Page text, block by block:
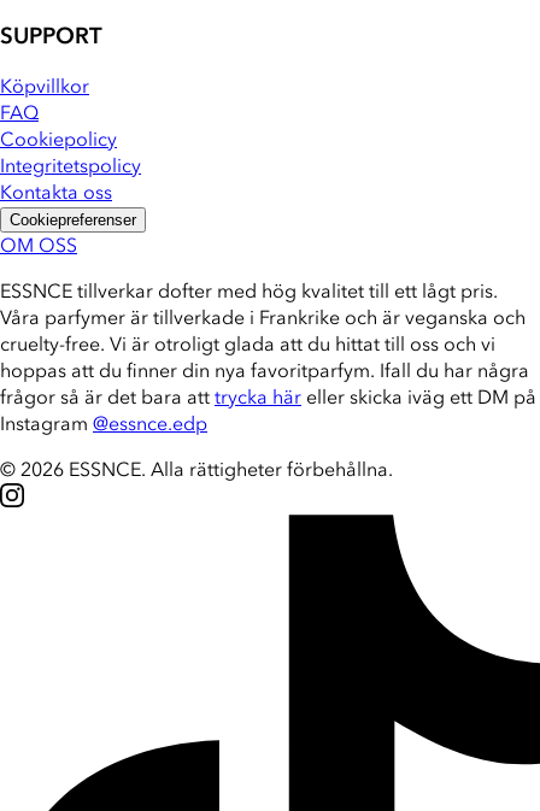
SUPPORT
Köpvillkor
FAQ
Cookiepolicy
Integritetspolicy
Kontakta oss
Cookiepreferenser
OM OSS
ESSNCE tillverkar dofter med hög kvalitet till ett lågt pris.
Våra parfymer är tillverkade i Frankrike och är veganska och
cruelty-free. Vi är otroligt glada att du hittat till oss och vi
hoppas att du finner din nya favoritparfym. Ifall du har några
frågor så är det bara atttrycka här eller skicka iväg ett DM på
Instagram @essnce.edp
© 2026 ESSNCE. Alla rättigheter förbehållna.